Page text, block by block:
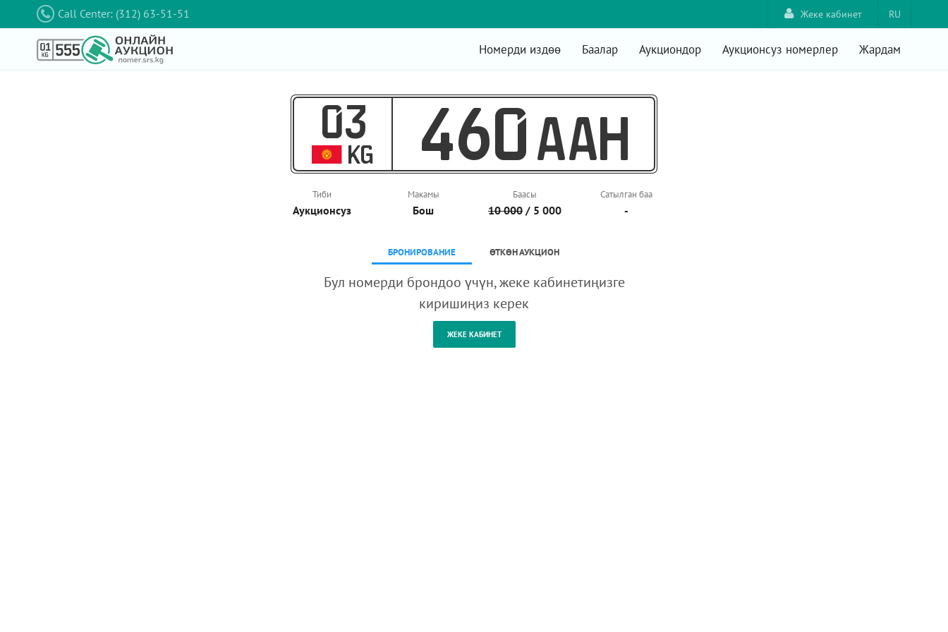
Call Center: (312) 63-51-51 RU
Жеке кабинет
Номерди издөө Баалар Аукциондор Аукционсуз номерлер Жардам
03
KG 460 AAH
Тиби
Аукционcуз
Макамы
Бош
Баасы
10 000 / 5 000
Сатылган баа
-
БРОНИРОВАНИЕ ӨТКӨН АУКЦИОН
Бул номерди брондоо үчүн, жеке кабинетиңизге
киришиңиз керек